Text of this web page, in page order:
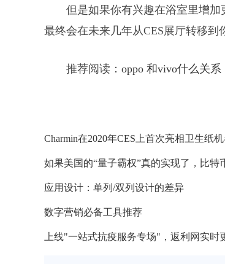
但是如果你有兴趣在浴室里增
最终会在未来几年从CES展厅转移到
推荐阅读： oppo 和vivo什么关系
Charmin在2020年CES上首次亮相卫生纸
如果美国的“量子霸权”真的实现了，比特
应用设计：单列/双列设计的差异
数字营销必备工具推荐
上线"一站式抗疫服务专场"，返利网实时